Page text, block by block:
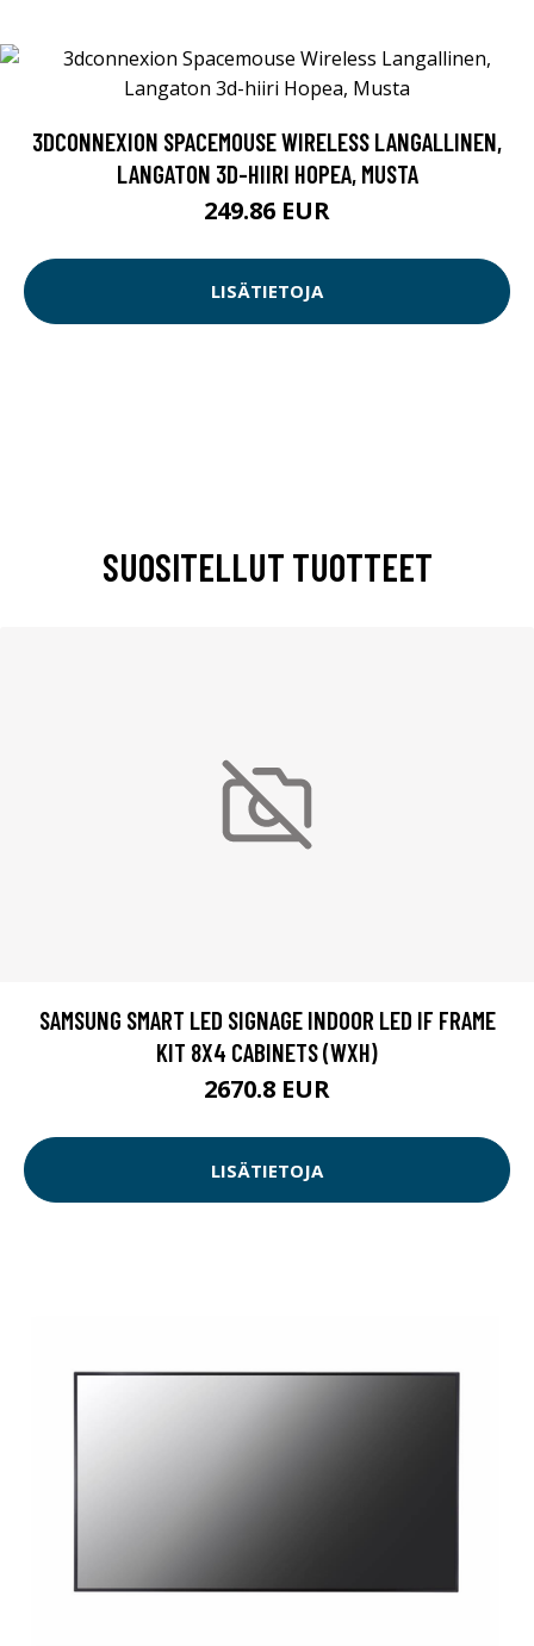
3DCONNEXION SPACEMOUSE WIRELESS LANGALLINEN,
LANGATON 3D-HIIRI HOPEA, MUSTA
249.86 EUR
LISÄTIETOJA
SUOSITELLUT TUOTTEET
SAMSUNG SMART LED SIGNAGE INDOOR LED IF FRAME
KIT 8X4 CABINETS (WXH)
2670.8 EUR
LISÄTIETOJA